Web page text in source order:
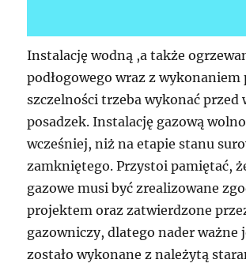
Instalację wodną ,a także
podłogowego wraz z wykonaniem
szczelności trzeba wykonać przed
posadzek. Instalację gazową
wcześniej, niż na etapie stanu
zamkniętego. Przystoi pamiętać,
gazowe musi być zrealizowane
projektem oraz zatwierdzone
gazowniczy, dlatego nader ważne
zostało wykonane z należytą